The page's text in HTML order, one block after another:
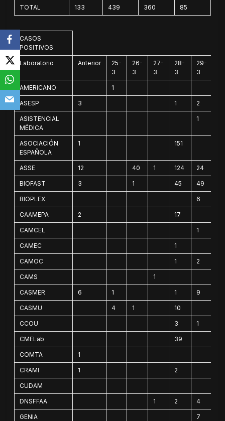
TOTAL 133 439 360 85
CASOS
POSITIVOS
Laboratorio Anterior
25-
3
26-
3
27-
3
28-
3
29-
3
AMERICANO 1
ASESP 3 1 2
ASISTENCIAL
MÉDICA
1
ASOCIACIÓN
ESPAÑOLA
1 151
ASSE 12 40 1 124 24
BIOFAST 3 1 45 49
BIOPLEX 6
CAAMEPA 2 17
CAMCEL 1
CAMEC 1
CAMOC 1 2
CAMS 1
CASMER 6 1 1 9
CASMU 4 1 10
CCOU 3 1
CMELab 39
COMTA 1
CRAMI 1 2
CUDAM
DNSFFAA 1 2 4
GENIA 7